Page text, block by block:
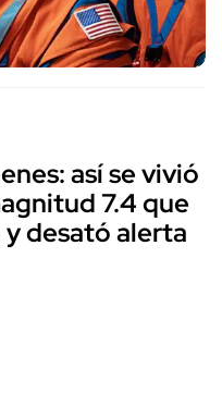
así se vivió
7.4 que
desató alerta